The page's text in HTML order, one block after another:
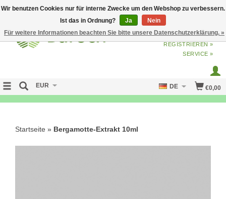
ANMELDENODERJETZT
REGISTRIEREN »
SERVICE »
€0,00
EUR DE
Startseite » Bergamotte-Extrakt 10ml
Wir benutzen Cookies nur für interne Zwecke um den Webshop zu verbessern.
Ist das in Ordnung?
Ja
Nein
Für weitere Informationen beachten Sie bitte unsere Datenschutzerklärung. »